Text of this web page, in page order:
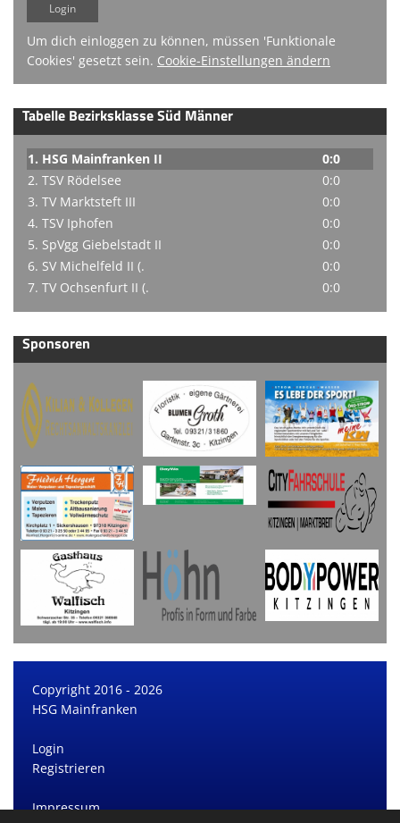
Um dich einloggen zu können, müssen 'Funktionale
Cookies' gesetzt sein. Cookie-Einstellungen ändern
Tabelle Bezirksklasse Süd Männer
1. HSG Mainfranken II
0:0
2. TSV Rödelsee
0:0
3. TV Marktsteft III
0:0
4. TSV Iphofen
0:0
5. SpVgg Giebelstadt II
0:0
6. SV Michelfeld II (.
0:0
7. TV Ochsenfurt II (.
0:0
Sponsoren
Copyright 2016 - 2026
HSG Mainfranken
Login
Registrieren
Impressum